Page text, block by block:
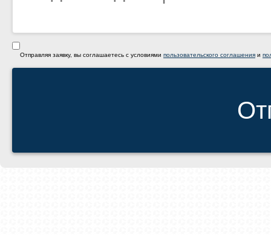
Отправляя заявку, вы соглашаетесь с условиями пользовательского соглашения и